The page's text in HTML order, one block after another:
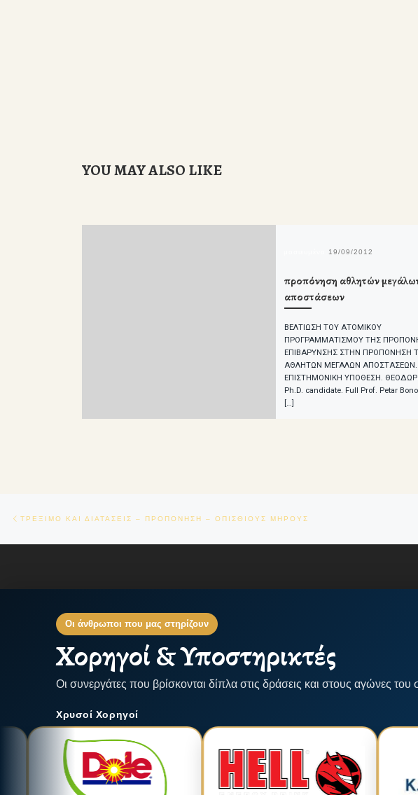
YOU MAY ALSO LIKE
19/09/2012
προπόνηση αθλητών
αποστάσεων
ΒΕΛΤΙΩΣΗ ΤΟΥ ΑΤΟΜΙΚΟΥ
ΠΡΟΓΡΑΜΜΑΤΙΣΜΟΥ ΤΗΣ
ΕΠΙΒΑΡΥΝΣΗΣ ΣΤΗΝ ΠΡΟΠΟΝΗΣΗ
ΑΘΛΗΤΩΝ ΜΕΓΑΛΩΝ ΑΠΟΣΤΑΣΕΩΝ.
ΕΠΙΣΤΗΜΟΝΙΚΗ ΥΠΟΘΕΣΗ.
Ph.D. candidate. Full Prof. Petar
[…]
Πλοήγηση δημοσιεύσεων
ΤΡΕΞΙΜΟ ΚΑΙ ΔΙΑΤΑΣΕΙΣ – ΠΡΟΠΟΝΗΣΗ – ΟΠΙΣΘΙΟΥΣ ΜΗΡΟΥΣ
Οι άνθρωποι που μας στηρίζουν
Χορηγοί & Υποστηρικτές
Οι συνεργάτες που βρίσκονται δίπλα στις δράσεις και στους αγώνες
Χρυσοί Χορηγοί